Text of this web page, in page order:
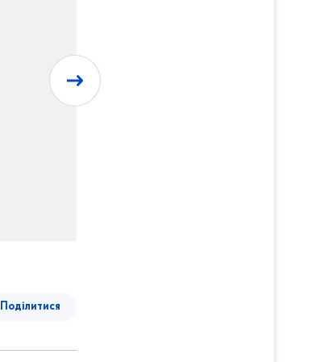
Поділитися